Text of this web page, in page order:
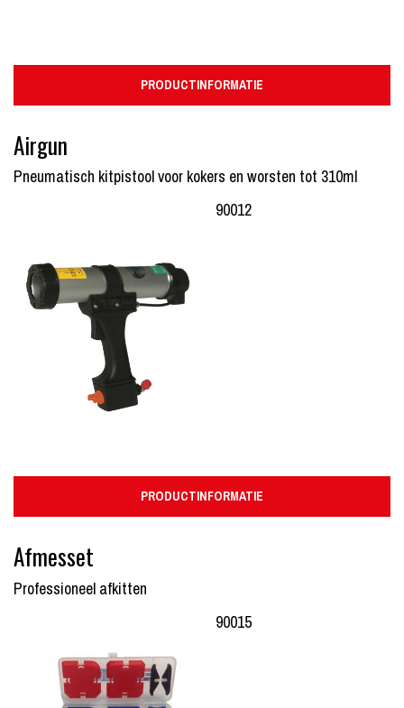
PRODUCTINFORMATIE
Airgun
Pneumatisch kitpistool voor kokers en worsten tot 310ml
90012
PRODUCTINFORMATIE
Afmesset
Professioneel afkitten
90015